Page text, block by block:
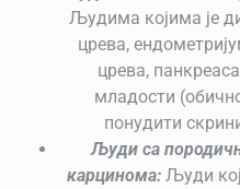
Људима којима је
црева,
црева,
младости
понудити
Људи са
карцинома:Људи